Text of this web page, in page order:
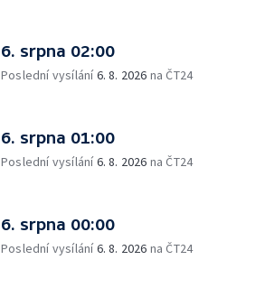
6. srpna 02:00
Poslední vysílání6. 8. 2026 na ČT24
6. srpna 01:00
Poslední vysílání6. 8. 2026 na ČT24
6. srpna 00:00
Poslední vysílání6. 8. 2026 na ČT24